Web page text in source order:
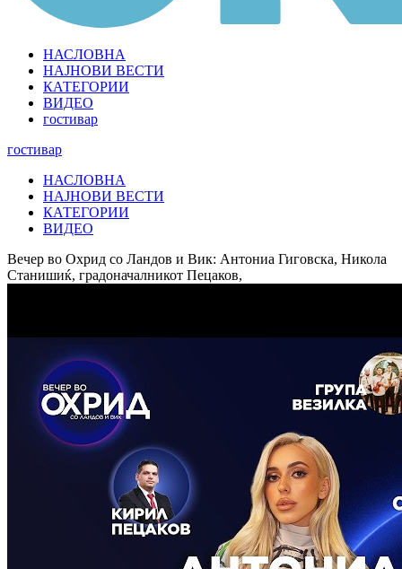
НАСЛОВНА
НАЈНОВИ ВЕСТИ
КАТЕГОРИИ
ВИДЕО
гостивар
гостивар
НАСЛОВНА
НАЈНОВИ ВЕСТИ
КАТЕГОРИИ
ВИДЕО
Вечер во Охрид со Ландов и Вик: Антониа Гиговска, Никола
Станишиќ, градоначалникот Пецаков,